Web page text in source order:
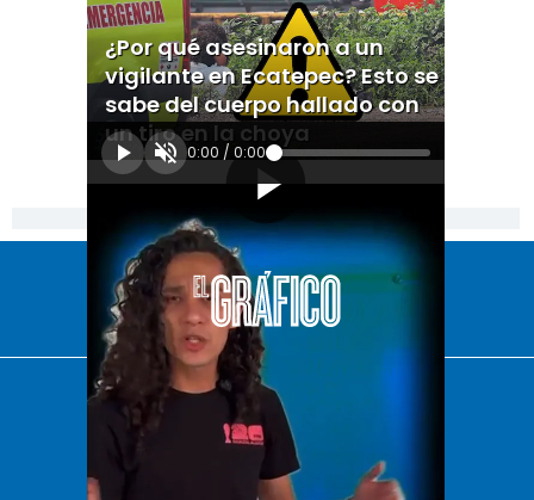
¿Por qué asesinaron a un
vigilante en Ecatepec? Esto se
sabe del cuerpo hallado con
un tiro en la choya
0:00 / 0:00
[Publicidad]
El Universal
Vive USA